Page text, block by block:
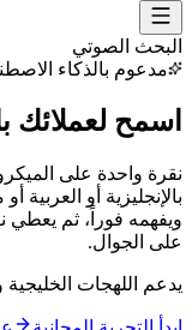
البحث الصوتي
مدعوم بالذكاء
اسمح لعملائك
نقرة واحدة على
بالإنجليزية أو العربية
ويفهمه فوراً، ثم يعطي
على الجوال.
يدعم اللهجات